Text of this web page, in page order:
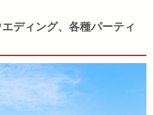
ディング、各種パーティ